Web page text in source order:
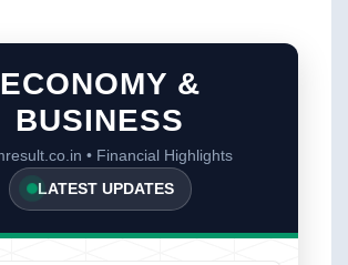
ECONOMY &
BUSINESS
• Financial Highlights
LATEST UPDATES